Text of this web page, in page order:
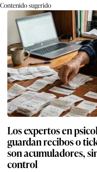
Contenido sugerido
Los expertos en
guardan recibos o
son acumuladores,
control